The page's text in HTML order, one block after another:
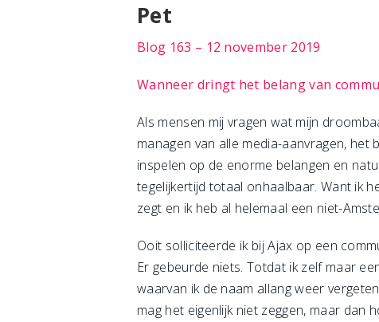
Pet
Blog 163 – 12 november 2019
Wanneer dringt het belang van
Als mensen mij vragen wat mijn
managen van alle media-aanvragen,
inspelen op de enorme belangen en
tegelijkertijd totaal onhaalbaar. Want ik
zegt en ik heb al helemaal een niet-
Ooit solliciteerde ik bij Ajax op een
Er gebeurde niets. Totdat ik zelf maar
waarvan ik de naam allang weer
mag het eigenlijk niet zeggen, maar dan